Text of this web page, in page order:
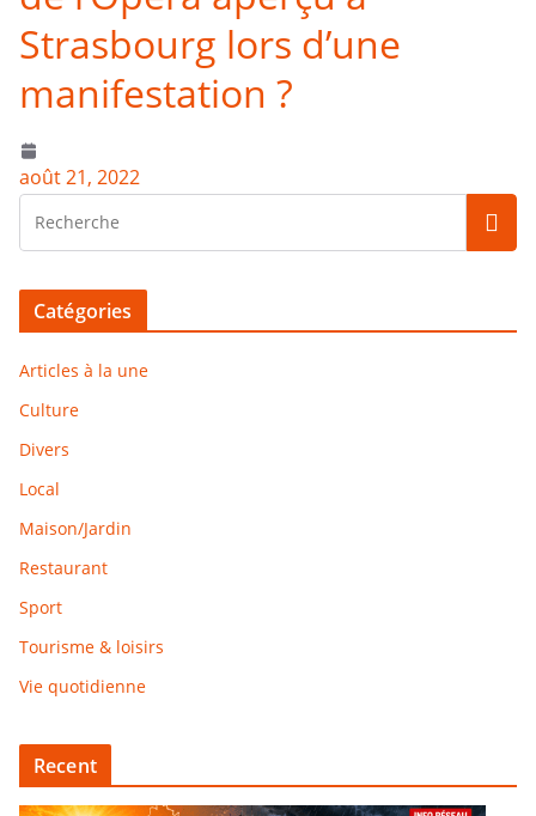
Strasbourg lors d’une
manifestation ?
août 21, 2022
Catégories
Articles à la une
Culture
Divers
Local
Maison/Jardin
Restaurant
Sport
Tourisme & loisirs
Vie quotidienne
Recent